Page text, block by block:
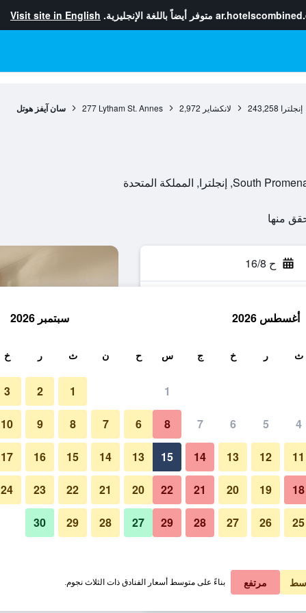
متوفر أيضاً باللغة الإنجليزية. Visit site in English
إنجلترا 243,258 لانكشاير 2,972
Lytham St. Annes
277 سان آيفز هوتل
ح 16/8
في الليلة
﷼ عرض الصفقة
﷼ عرض الصفقة صور لـ سان آيفز هوتل
أغسطس 2026
ث ر خ ج س
1
4
5
6
7
8
11
12
13
14
15
18
19
20
21
22
25
26
27
28
29
سبتمبر 2026
ح ن ث ر خ
1
2
3
6
7
8
9
10
13
14
15
16
17
20
21
22
23
24
27
28
29
30
مرتفع بناءً على متوسط أسعار الفنادق ذات الثلاث نجوم.